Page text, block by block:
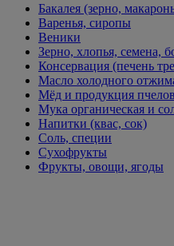
Бакалея (зерно,
Варенья, сиропы
Веники
Зерно, хлопья, семена,
Консервация (печень
Масло холодного
Мёд и продукция
Мука органическая и
Напитки (квас, сок)
Соль, специи
Сухофрукты
Фрукты, овощи, ягоды